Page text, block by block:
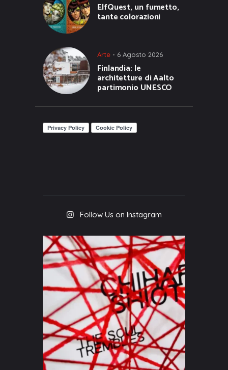
ElfQuest, un fumetto,
tante colorazioni
Arte 6 Agosto 2026
Finlandia: le
architetture di Aalto
partimonio UNESCO
Follow Us on Instagram